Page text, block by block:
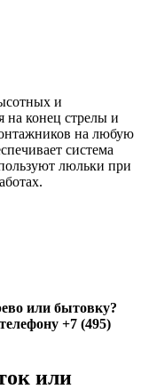
и
на конец стрелы и
на любую
система
люльки при
или бытовку?
+7 (495)
или